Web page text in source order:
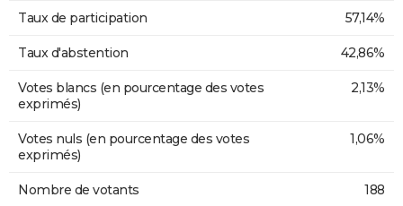
Taux de participation 57,14%
Taux d'abstention 42,86%
Votes blancs (en pourcentage des votes
exprimés)
2,13%
Votes nuls (en pourcentage des votes
exprimés)
1,06%
Nombre de votants 188